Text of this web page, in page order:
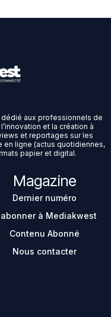
aux professionnels de
et la création à
et reportages sur les
en ligne (actus quotidiennes,
papier et digital.
Magazine
Dernier numéro
à Mediakwest
Contenu Abonné
Nous contacter